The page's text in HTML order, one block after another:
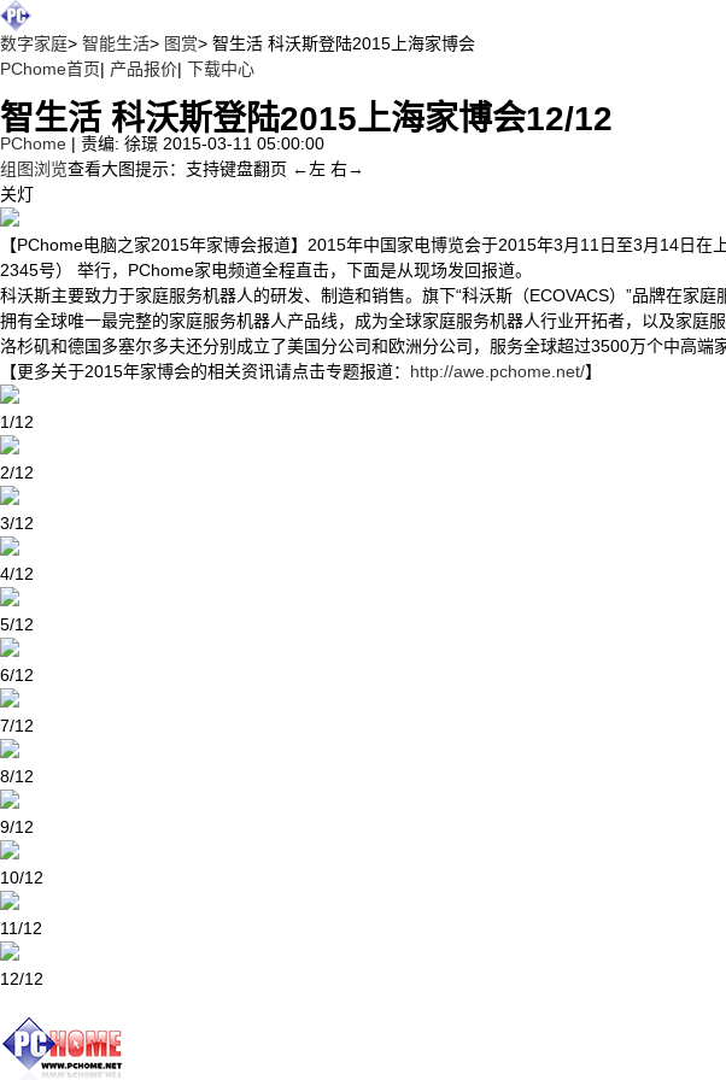
数字家庭> 智能生活> 图赏> 智生活 科沃斯登陆2015上海家博会
PChome首页| 产品报价| 下载中心
智生活 科沃斯登陆2015上海家博会12/12
PChome | 责编: 徐璟 2015-03-11 05:00:00
组图浏览查看大图提示：支持键盘翻页 ←左 右→
关灯
【PChome电脑之家2015年家博会报道】2015年中国家电博览会于2015年3月11日至3月14日
2345号） 举行，PChome家电频道全程直击，下面是从现场发回报道。
科沃斯主要致力于家庭服务机器人的研发、制造和销售。旗下“科沃斯（ECOVACS）”品牌在家
拥有全球唯一最完整的家庭服务机器人产品线，成为全球家庭服务机器人行业开拓者，以及家庭
洛杉矶和德国多塞尔多夫还分别成立了美国分公司和欧洲分公司，服务全球超过3500万个中高端家
【更多关于2015年家博会的相关资讯请点击专题报道： http://awe.pchome.net/】
1/12
2/12
3/12
4/12
5/12
6/12
7/12
8/12
9/12
10/12
11/12
12/12